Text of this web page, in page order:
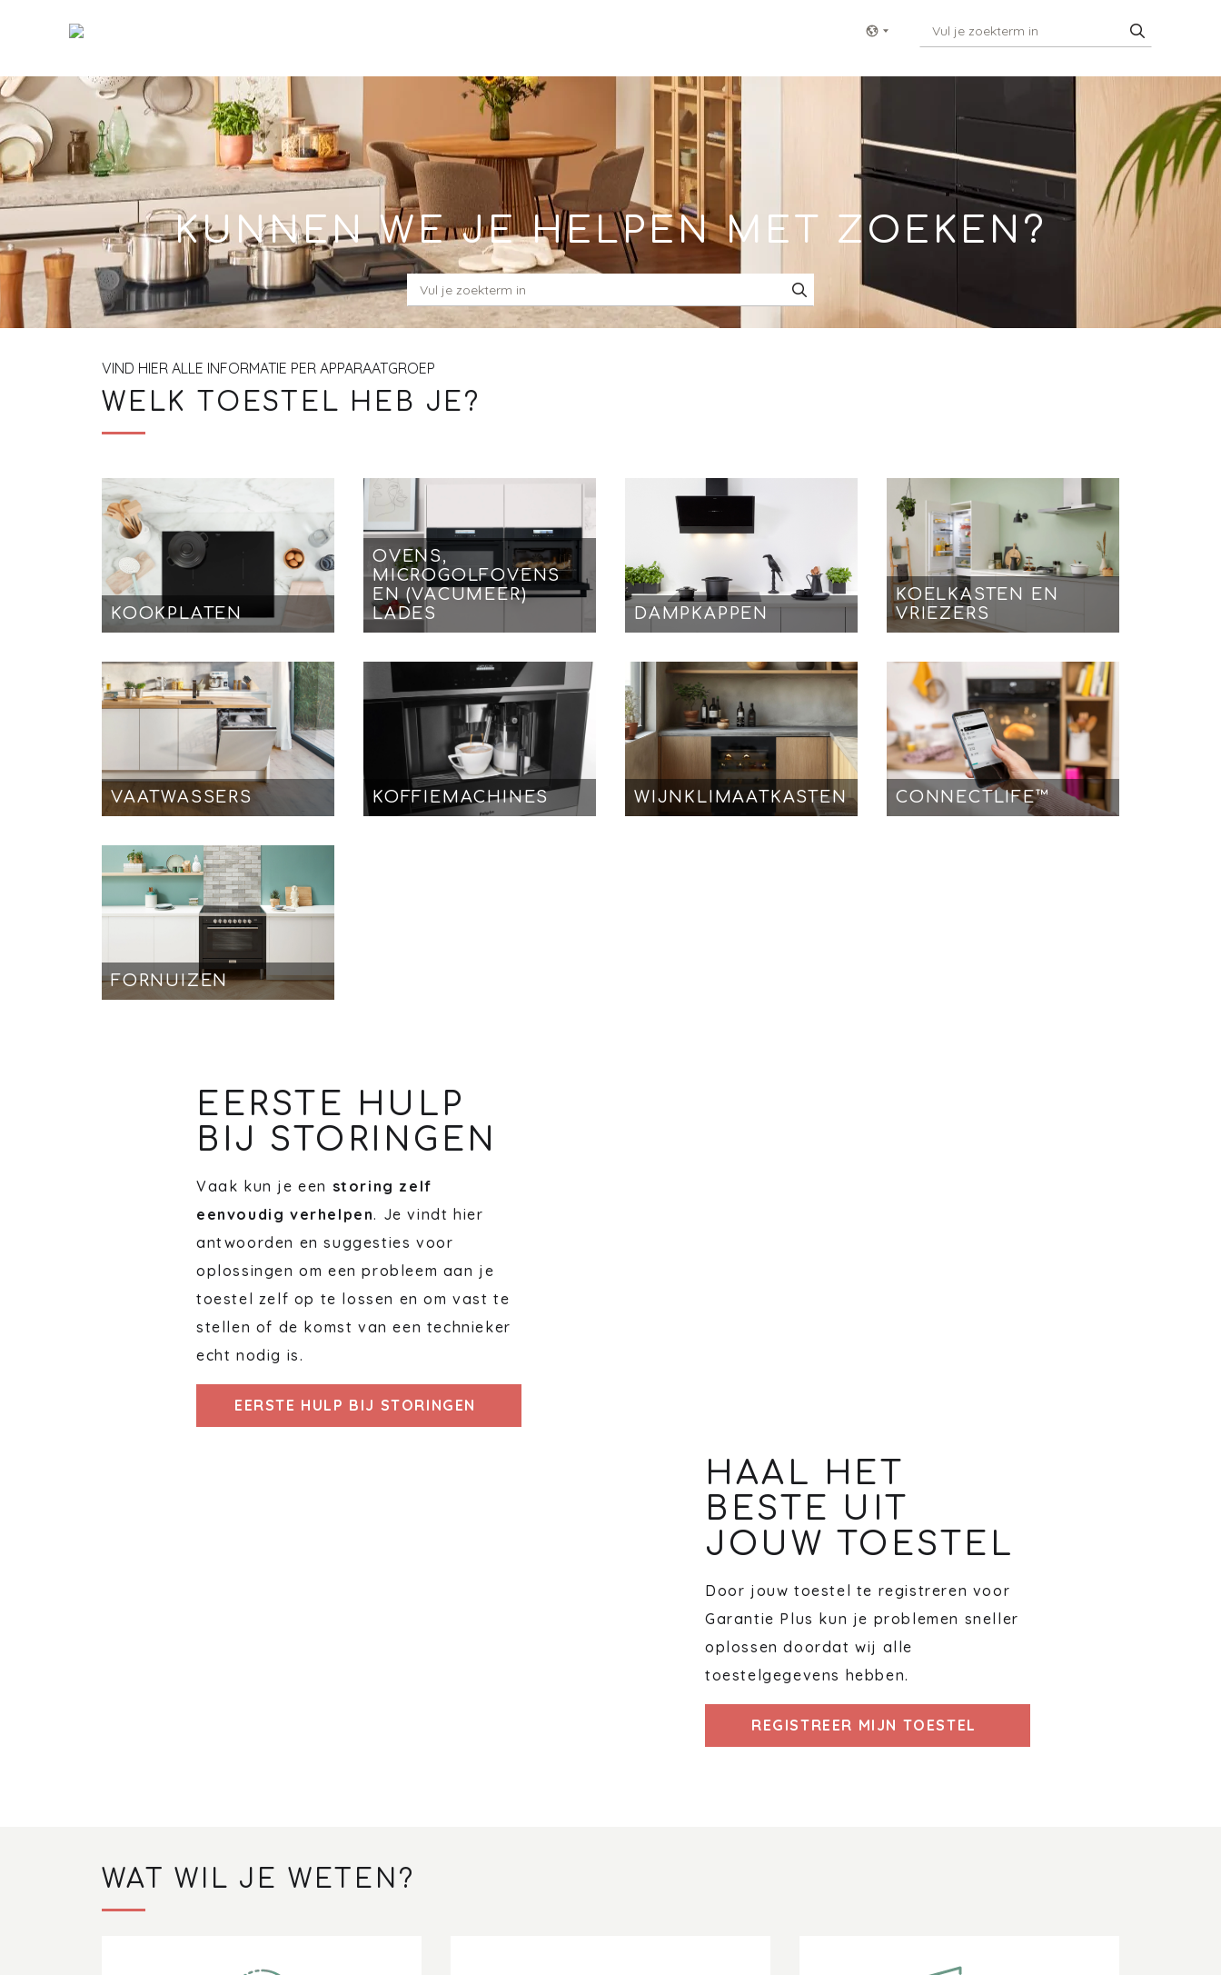
Show menu
KUNNEN WE JE HELPEN MET ZOEKEN?
VIND HIER ALLE INFORMATIE PER APPARAATGROEP
WELK TOESTEL HEB JE?
KOOKPLATEN
OVENS,
MICROGOLFOVENS
EN (VACUMEER)
LADES
DAMPKAPPEN
KOELKASTEN EN
VRIEZERS
VAATWASSERS KOFFIEMACHINES WIJNKLIMAATKASTEN CONNECTLIFE™
FORNUIZEN
EERSTE HULP
BIJ STORINGEN
Vaak kun je een storing zelf
eenvoudig verhelpen. Je vindt hier
antwoorden en suggesties voor
oplossingen om een probleem aan je
toestel zelf op te lossen en om vast te
stellen of de komst van een technieker
echt nodig is.
EERSTE HULP BIJ STORINGEN
HAAL HET
BESTE UIT
JOUW TOESTEL
Door jouw toestel te registreren voor
Garantie Plus kun je problemen sneller
oplossen doordat wij alle
toestelgegevens hebben.
REGISTREER MIJN TOESTEL
WAT WIL JE WETEN?